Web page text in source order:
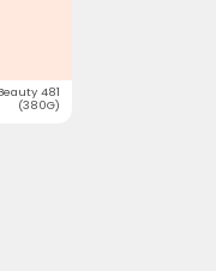
481
(380G)